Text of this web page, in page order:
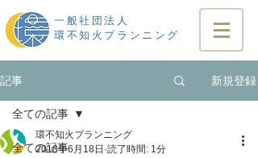
一般社団法人
​環不知火プランニング
記事 新規登録
全ての記事
全ての記事
環不知火プランニング
2018年6月18日 読了時間: 1分